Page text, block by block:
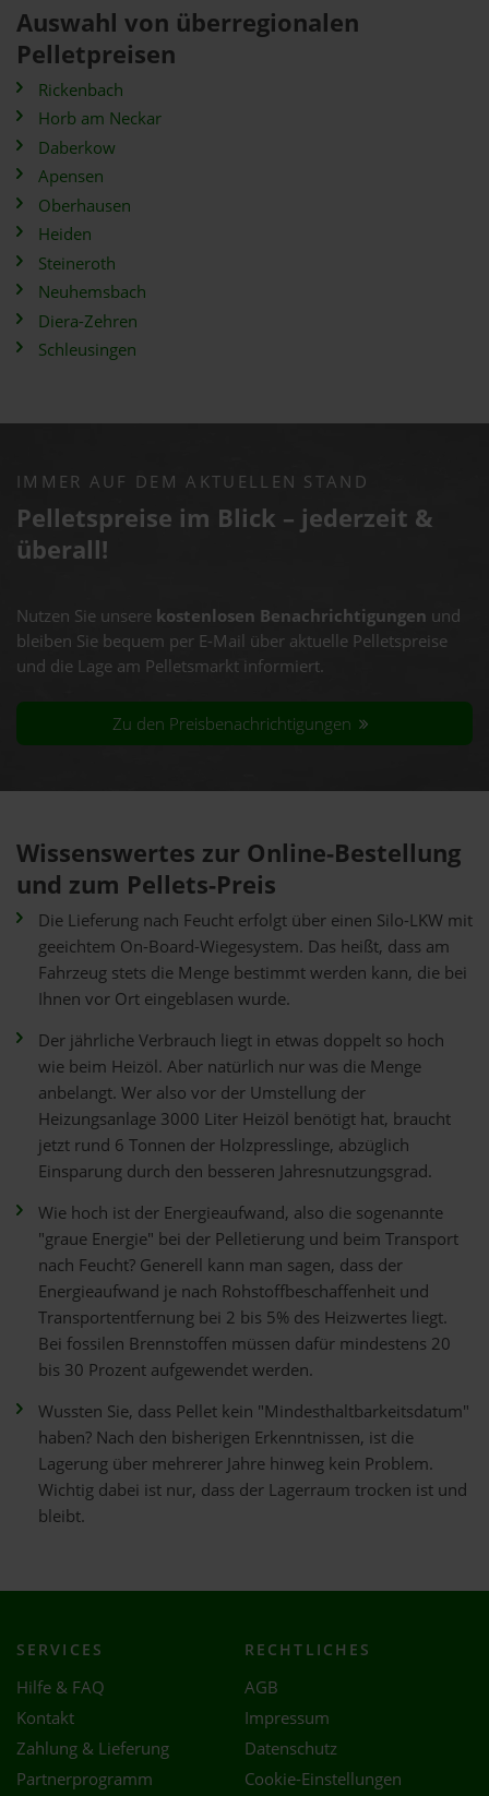
Auswahl von überregionalen
Pelletpreisen
Rickenbach
Horb am Neckar
Daberkow
Apensen
Oberhausen
Heiden
Steineroth
Neuhemsbach
Diera-Zehren
Schleusingen
IMMER AUF DEM AKTUELLEN STAND
Pelletspreise im Blick – jederzeit &
überall!
Nutzen Sie unsere kostenlosen Benachrichtigungen und
bleiben Sie bequem per E-Mail über aktuelle Pelletspreise
und die Lage am Pelletsmarkt informiert.
Zu den Preisbenachrichtigungen
Wissenswertes zur Online-Bestellung
und zum Pellets-Preis
Die Lieferung nach Feucht erfolgt über einen Silo-LKW mit
geeichtem On-Board-Wiegesystem. Das heißt, dass am
Fahrzeug stets die Menge bestimmt werden kann, die bei
Ihnen vor Ort eingeblasen wurde.
Der jährliche Verbrauch liegt in etwas doppelt so hoch
wie beim Heizöl. Aber natürlich nur was die Menge
anbelangt. Wer also vor der Umstellung der
Heizungsanlage 3000 Liter Heizöl benötigt hat, braucht
jetzt rund 6 Tonnen der Holzpresslinge, abzüglich
Einsparung durch den besseren Jahresnutzungsgrad.
Wie hoch ist der Energieaufwand, also die sogenannte
"graue Energie" bei der Pelletierung und beim Transport
nach Feucht? Generell kann man sagen, dass der
Energieaufwand je nach Rohstoffbeschaffenheit und
Transportentfernung bei 2 bis 5% des Heizwertes liegt.
Bei fossilen Brennstoffen müssen dafür mindestens 20
bis 30 Prozent aufgewendet werden.
Wussten Sie, dass Pellet kein "Mindesthaltbarkeitsdatum"
haben? Nach den bisherigen Erkenntnissen, ist die
Lagerung über mehrerer Jahre hinweg kein Problem.
Wichtig dabei ist nur, dass der Lagerraum trocken ist und
bleibt.
SERVICES
Hilfe & FAQ
Kontakt
Zahlung & Lieferung
Partnerprogramm
RECHTLICHES
AGB
Impressum
Datenschutz
Cookie-Einstellungen